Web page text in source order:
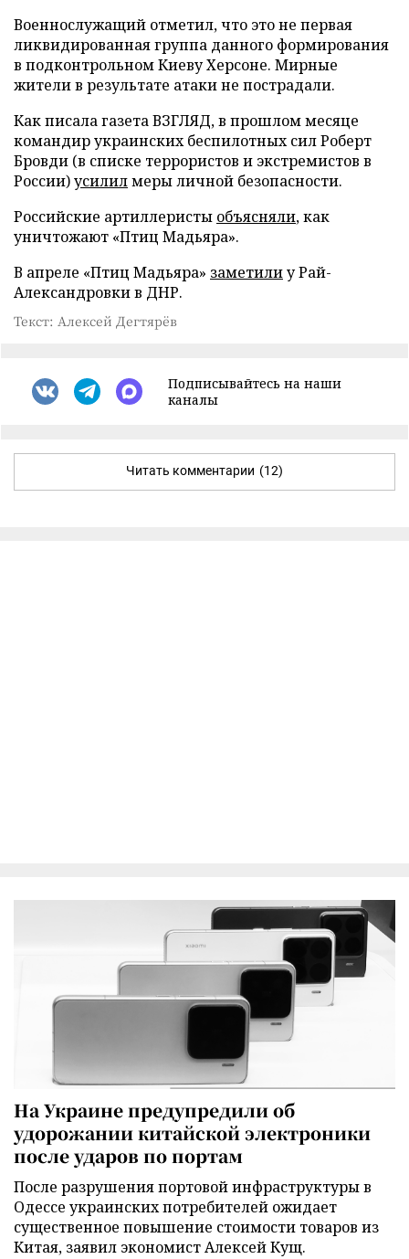
Военнослужащий отметил, что это не первая
ликвидированная группа данного формирования
в подконтрольном Киеву Херсоне. Мирные
жители в результате атаки не пострадали.
Как писала газета ВЗГЛЯД, в прошлом месяце
командир украинских беспилотных сил Роберт
Бровди (в списке террористов и экстремистов в
России)усилилмеры личной безопасности.
Российские артиллеристы объясняли, как
уничтожают «Птиц Мадьяра».
В апреле «Птиц Мадьяра» заметилиу Рай-
Александровки в ДНР.
Текст: Алексей Дегтярёв
Подписывайтесь на наши
каналы
Читать комментарии (12)
На Украине предупредили об
удорожании китайской электроники
после ударов по портам
После разрушения портовой инфраструктуры в
Одессе украинских потребителей ожидает
существенное повышение стоимости товаров из
Китая, заявил экономист Алексей Кущ.